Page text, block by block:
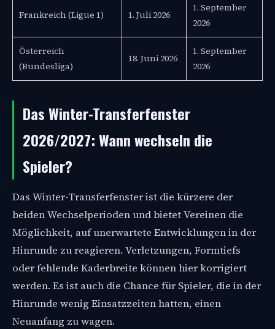
Frankreich (Ligue 1) 1. Juli 2026
1. September
2026
Österreich
(Bundesliga)
18. Juni 2026
1. September
2026
Das Winter-Transferfenster
2026/2027: Wann wechseln die
Spieler?
Das Winter-Transferfenster ist die kürzere der
beiden Wechselperioden und bietet Vereinen die
Möglichkeit, auf unerwartete Entwicklungen in der
Hinrunde zu reagieren. Verletzungen, Formtiefs
oder fehlende Kaderbreite können hier korrigiert
werden. Es ist auch die Chance für Spieler, die in der
Hinrunde wenig Einsatzzeiten hatten, einen
Neuanfang zu wagen.